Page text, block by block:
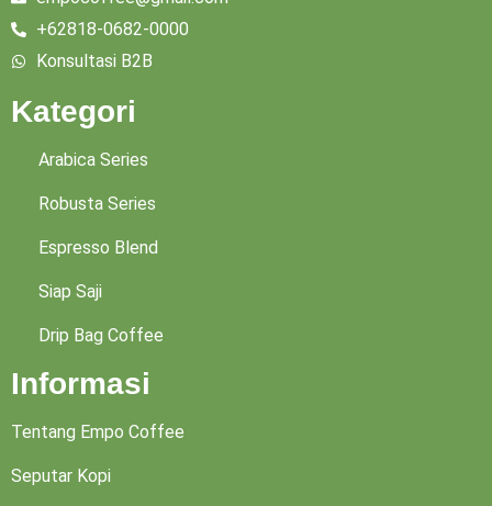
+62818-0682-0000
Konsultasi B2B
Kategori
Arabica Series
Robusta Series
Espresso Blend
Siap Saji
Drip Bag Coffee
Informasi
Tentang Empo Coffee
Seputar Kopi